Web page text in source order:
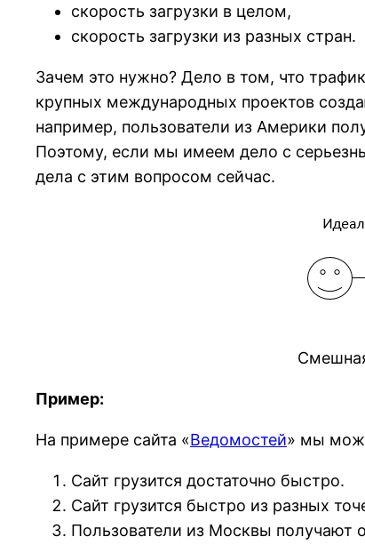
скорость загрузки в целом,
скорость загрузки из разных стран.
Зачем это нужно? Дело в том, что
крупных международных проектов
например, пользователи из Америки
Поэтому, если мы имеем дело с
дела с этим вопросом сейчас.
Пример:
На примере сайта «Ведомостей» мы
Сайт грузится достаточно быстро.
Сайт грузится быстро из разных
Пользователи из Москвы получают